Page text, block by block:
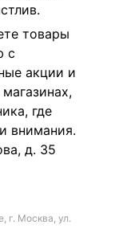
товары
с
акции и
где
внимания.
д. 35
г. Москва, ул.